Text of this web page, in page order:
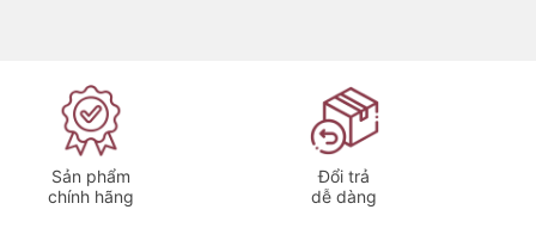
nhàng như đũa gỗ.
tuổi và trẻ nhỏ.
Sản phẩm
chính hãng
Đổi trả
dễ dàng